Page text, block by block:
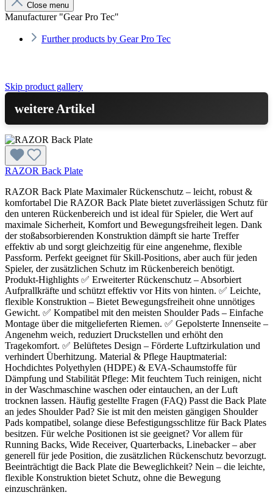
Close menu
Manufacturer "Gear Pro Tec"
Further products by Gear Pro Tec
Skip product gallery
weitere Artikel
RAZOR Back Plate
RAZOR Back Plate Maximaler Rückenschutz – leicht, robust &
komfortabel Die RAZOR Back Plate bietet zuverlässigen Schutz für
den unteren Rückenbereich und ist ideal für Spieler, die Wert auf
maximale Sicherheit, Komfort und Bewegungsfreiheit legen. Dank
der stoßabsorbierenden Konstruktion dämpft sie harte Treffer
effektiv ab und sorgt gleichzeitig für eine angenehme, flexible
Passform. Perfekt geeignet für Skill-Positions, aber auch für jeden
Spieler, der zusätzlichen Schutz im Rückenbereich benötigt.
Produkt-Highlights ✅ Erweiterter Rückenschutz – Absorbiert
Aufprallkräfte und schützt effektiv vor Hits von hinten. ✅ Leichte,
flexible Konstruktion – Bietet Bewegungsfreiheit ohne unnötiges
Gewicht. ✅ Kompatibel mit den meisten Shoulder Pads – Einfache
Montage über die mitgelieferten Riemen. ✅ Gepolsterte Innenseite –
Angenehm weich, reduziert Druckstellen und erhöht den
Tragekomfort. ✅ Belüftetes Design – Förderte Luftzirkulation und
verhindert Überhitzung. Material & Pflege Hauptmaterial:
Hochdichtes Polyethylen (HDPE) & EVA-Schaumstoffe für
Dämpfung und Stabilität Pflege: Mit feuchtem Tuch reinigen, nicht
in der Waschmaschine waschen oder eintauchen, an der Luft
trocknen lassen. Häufig gestellte Fragen (FAQ) Passt die Back Plate
an jedes Shoulder Pad? Sie ist mit den meisten gängigen Shoulder
Pads kompatibel, solange diese Befestigungsschlitze für Back Plates
besitzen. Für welche Positionen ist sie geeignet? Vor allem für
Running Backs, Wide Receiver, Quarterbacks, Linebacker – aber
generell für jede Position, die zusätzlichen Rückenschutz bevorzugt.
Beeinträchtigt die Back Plate die Beweglichkeit? Nein – die leichte,
flexible Konstruktion bietet Schutz, ohne die Bewegung
einzuschränken.